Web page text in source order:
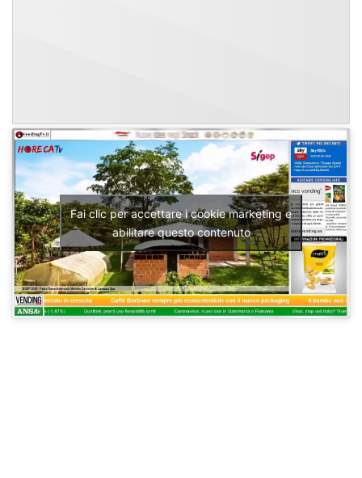
Fai clic per accettare i cookie marketing e
abilitare questo contenuto